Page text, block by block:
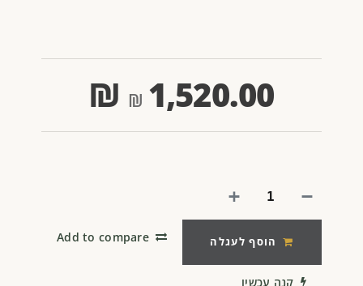
1,520.00
₪
הוסף לעגלה
קנה עכשיו
Add to compare